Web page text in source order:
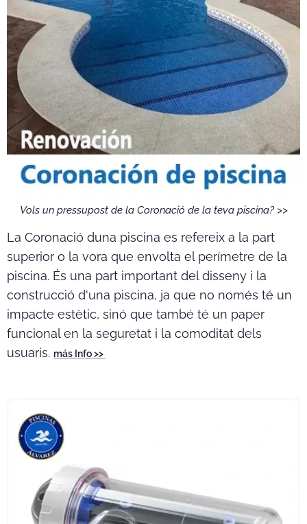
Vols un pressupost de la Coronació de la teva piscina? >>
La Coronació duna piscina es refereix a la part
superior o la vora que envolta el perímetre de la
piscina. És una part important del disseny i la
construcció d'una piscina, ja que no només té un
impacte estètic, sinó que també té un paper
funcional en la seguretat i la comoditat dels
usuaris. más Info >>